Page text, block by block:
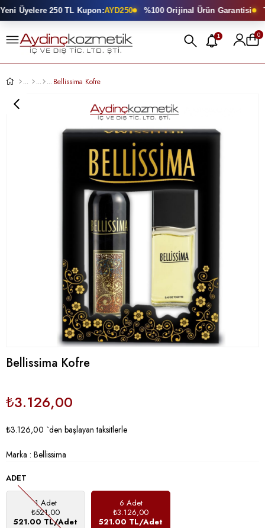
Üyelere 250 TL Kupon:AYD250 %100 Orijinal Ürün Garantisi
1 0
Bellissima Kofre
Bellissima Kofre
₺3.126,00
₺3.126,00 `den başlayan taksitlerle
Marka : Bellissima
ADET
1 Adet
₺521,00
521.00 TL/Adet
6 Adet
₺3.126,00
521.00 TL/Adet